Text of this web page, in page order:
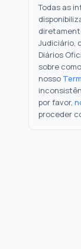
Todas as
Judiciário,
Diários
sobre
nosso
por favor,
proceder